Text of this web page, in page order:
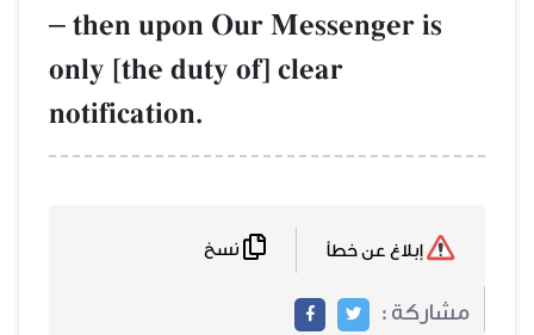
– then upon Our Messenger is
only [the duty of] clear
notification.
مشاركة :